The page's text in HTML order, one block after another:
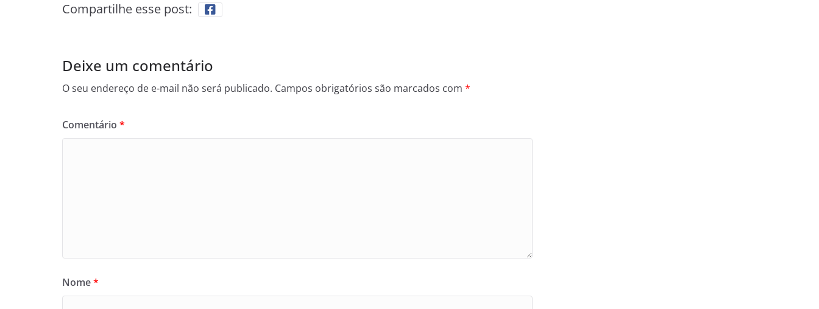
Compartilhe esse post:
Deixe um comentário
O seu endereço de e-mail não será publicado. Campos obrigatórios são marcados com *
Comentário *
Nome*